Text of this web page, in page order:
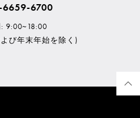
6659-6700
9:00~18:00
び年末年始を除く)